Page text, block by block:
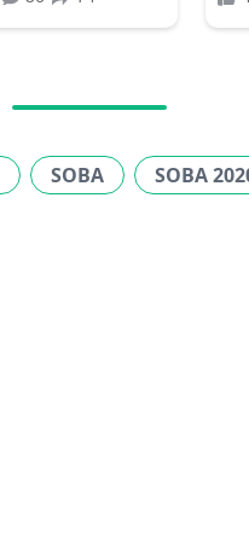
SOBA SOBA